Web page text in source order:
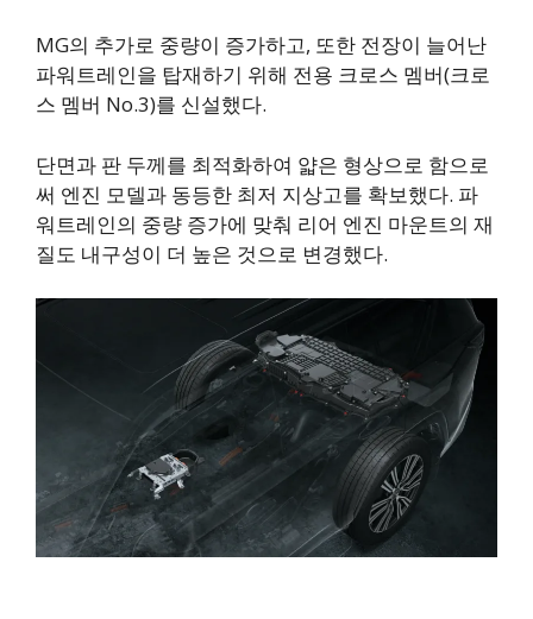
MG의 추가로 중량이 증가하고, 또한 전장이 늘어난
파워트레인을 탑재하기 위해 전용 크로스 멤버(크로
스 멤버 No.3)를 신설했다.
단면과 판 두께를 최적화하여 얇은 형상으로 함으로
써 엔진 모델과 동등한 최저 지상고를 확보했다. 파
워트레인의 중량 증가에 맞춰 리어 엔진 마운트의 재
질도 내구성이 더 높은 것으로 변경했다.